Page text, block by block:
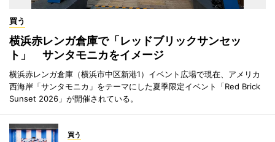
買う
横浜赤レンガ倉庫で「レッドブリックサンセッ
ト」 サンタモニカをイメージ
横浜赤レンガ倉庫（横浜市中区新港1）イベント広場で現在、アメリカ
西海岸「サンタモニカ」をテーマにした夏季限定イベント「Red Brick
Sunset 2026」が開催されている。
買う